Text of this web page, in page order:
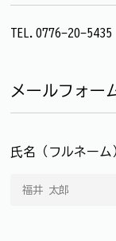
TEL.0776-20-5435
メールフォー
氏名（フルネーム